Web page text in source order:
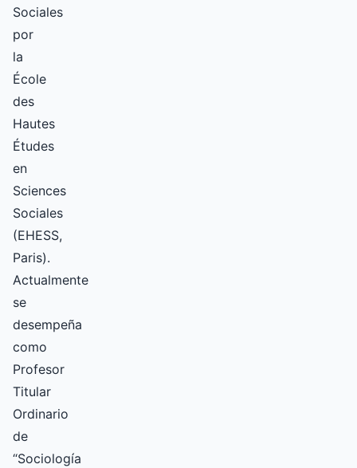
Sociales
por
la
École
des
Hautes
Études
en
Sciences
Sociales
(EHESS,
Paris).
Actualmente
se
desempeña
como
Profesor
Titular
Ordinario
de
“Sociología